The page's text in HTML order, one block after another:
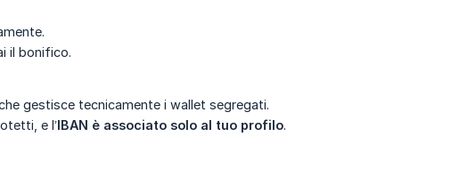
il bonifico.
gestisce tecnicamente i wallet segregati.
e l’IBAN è associato solo al tuo profilo.